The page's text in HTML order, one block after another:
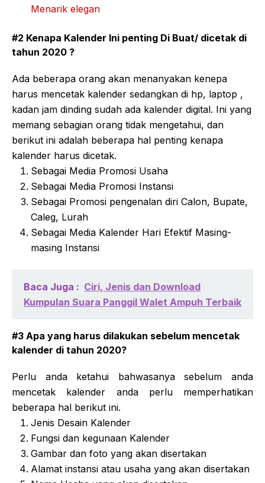
Menarik elegan
#2 Kenapa Kalender Ini penting Di Buat/ dicetak di
tahun 2020 ?
Ada beberapa orang akan menanyakan kenepa
harus mencetak kalender sedangkan di hp, laptop ,
kadan jam dinding sudah ada kalender digital. Ini yang
memang sebagian orang tidak mengetahui, dan
berikut ini adalah beberapa hal penting kenapa
kalender harus dicetak.
Sebagai Media Promosi Usaha
Sebagai Media Promosi Instansi
Sebagai Promosi pengenalan diri Calon, Bupate,
Caleg, Lurah
Sebagai Media Kalender Hari Efektif Masing-
masing Instansi
Baca Juga : Ciri, Jenis dan Download
Kumpulan Suara Panggil Walet Ampuh Terbaik
#3 Apa yang harus dilakukan sebelum mencetak
kalender di tahun 2020?
Perlu anda ketahui bahwasanya sebelum anda
mencetak kalender anda perlu memperhatikan
beberapa hal berikut ini.
Jenis Desain Kalender
Fungsi dan kegunaan Kalender
Gambar dan foto yang akan disertakan
Alamat instansi atau usaha yang akan disertakan